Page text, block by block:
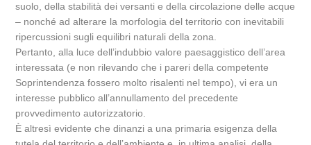
suolo, della stabilità dei versanti e della circolazione delle acque
– nonché ad alterare la morfologia del territorio con inevitabili
ripercussioni sugli equilibri naturali della zona.
Pertanto, alla luce dell’indubbio valore paesaggistico dell’area
interessata (e non rilevando che i pareri della competente
Soprintendenza fossero molto risalenti nel tempo), vi era un
interesse pubblico all’annullamento del precedente
provvedimento autorizzatorio.
È altresì evidente che dinanzi a una primaria esigenza della